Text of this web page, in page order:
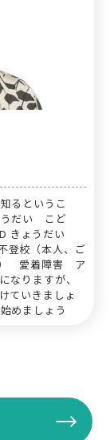
るというこ
だい こど
きょうだい
校（本人、ご
愛着障害 ア
なりますが、
ていきましょ
めましょう